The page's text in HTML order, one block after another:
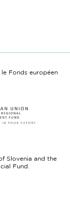
Fonds européen
Slovenia and the
Fund.